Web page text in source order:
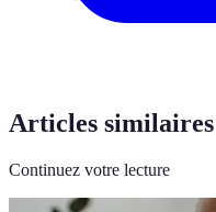
Articles similaires
Continuez votre lecture